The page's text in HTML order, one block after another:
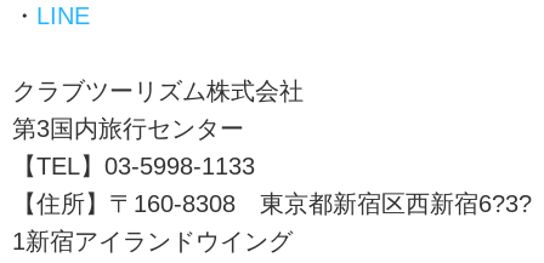
・ LINE
クラブツーリズム株式会社
第3国内旅行センター
【TEL】03-5998-1133
【住所】〒160-8308 東京都新宿区西新宿6?3?
1新宿アイランドウイング